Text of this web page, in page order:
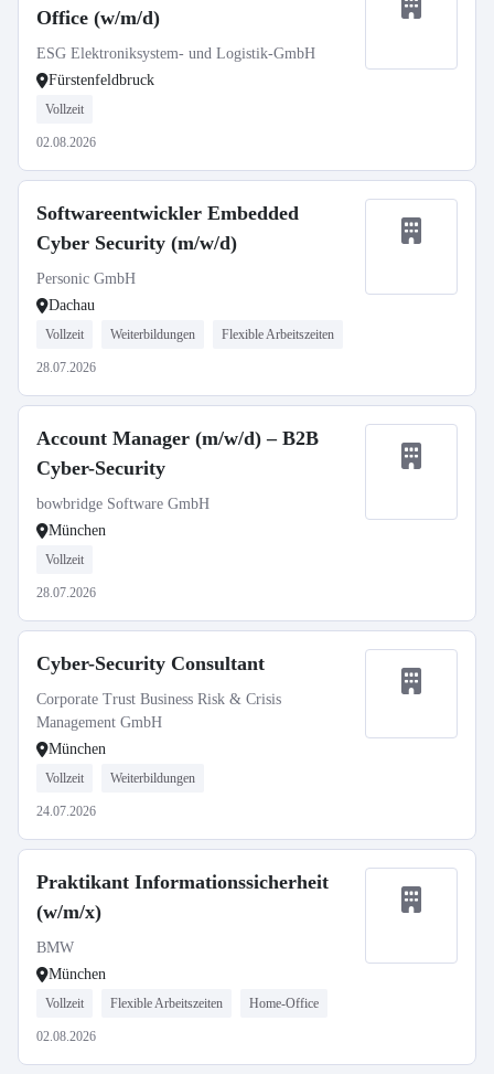
Office (w/m/d)
ESG Elektroniksystem- und Logistik-GmbH
Fürstenfeldbruck
Vollzeit
02.08.2026
Softwareentwickler Embedded
Cyber Security (m/w/d)
Personic GmbH
Dachau
Vollzeit Weiterbildungen Flexible Arbeitszeiten
28.07.2026
Account Manager (m/w/d) – B2B
Cyber-Security
bowbridge Software GmbH
München
Vollzeit
28.07.2026
Cyber-Security Consultant
Corporate Trust Business Risk & Crisis
Management GmbH
München
Vollzeit Weiterbildungen
24.07.2026
Praktikant Informationssicherheit
(w/m/x)
BMW
München
Vollzeit Flexible Arbeitszeiten Home-Office
02.08.2026